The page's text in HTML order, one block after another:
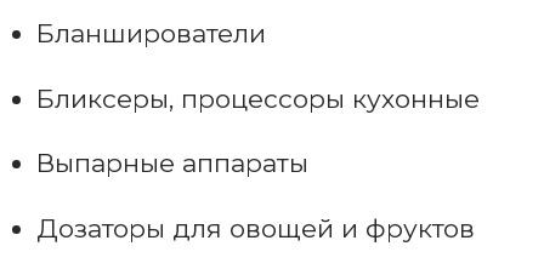
Бланширователи
Бликсеры, процессоры кухонные
Выпарные аппараты
Дозаторы для овощей и фруктов